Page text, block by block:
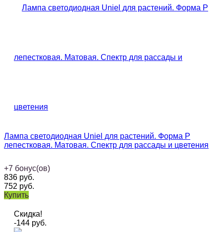
Лампа светодиодная Uniel для растений. Форма Р
лепестковая. Матовая. Спектр для рассады и цветения
+7 бонус(ов)
836 руб.
752 руб.
Купить
Скидка!
-144 руб.